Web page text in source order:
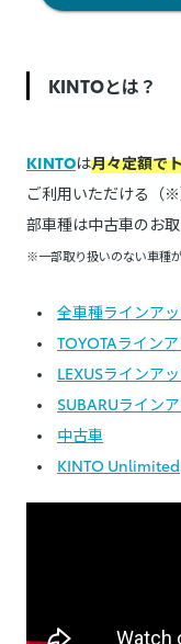
KINTOとは？
KINTOは月々定額で
ご利用いただける（
部車種は中古車のお取
※一部取り扱いのない車種
全車種ラインア
TOYOTAライン
LEXUSラインア
SUBARUライン
中古車
KINTO Unlimited